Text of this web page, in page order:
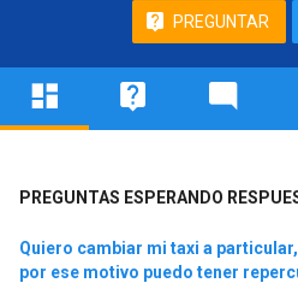
PREGUNTAR
PREGUNTAS ESPERANDO
Quiero cambiar mi taxi a
por ese motivo puedo tener